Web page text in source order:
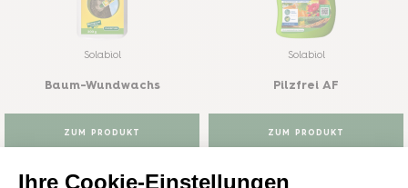
Solabiol
Baum-Wundwachs
ZUM PRODUKT
KAUFEN
Solabiol
Pilzfrei AF
ZUM PRODUKT
KAUFEN